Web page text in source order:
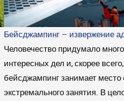
Бейсджампинг – извержение
Человечество придумало
интересных дел и, скорее
бейсджампинг занимает место
экстремального занятия. В